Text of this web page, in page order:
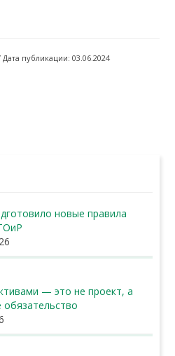
публикации: 03.06.2024
новые правила
— это не проект, а
обязательство